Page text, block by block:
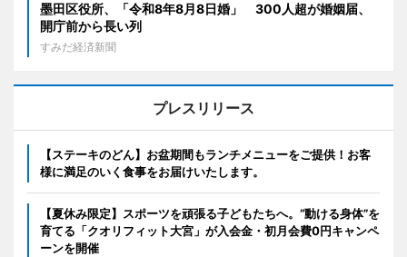
墨田区役所、「令和8年8月8日婚」 300人超が婚姻届、
開庁前から長い列
すみだ経済新聞
プレスリリース
【ステーキのどん】お盆期間もランチメニューをご提供！お客
様に満足のいく食事をお届けいたします。
【夏休み限定】スポーツを頑張る子どもたちへ。“動ける身体”を
育てる「クオリフィット大宮」が入会金・初月会費0円キャンペ
ーンを開催